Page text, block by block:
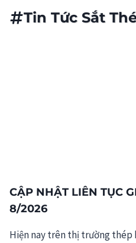
Tin Tức Sắt
CẬP NHẬT LIÊN TỤC
8/2026
Hiện nay trên thị trường thép